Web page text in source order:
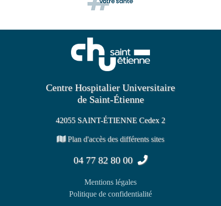
Centre Hospitalier Universitaire
de Saint-Étienne
42055 SAINT-ÉTIENNE Cedex 2
Plan d'accès des différents sites
04 77 82 80 00
Mentions légales
Politique de confidentialité